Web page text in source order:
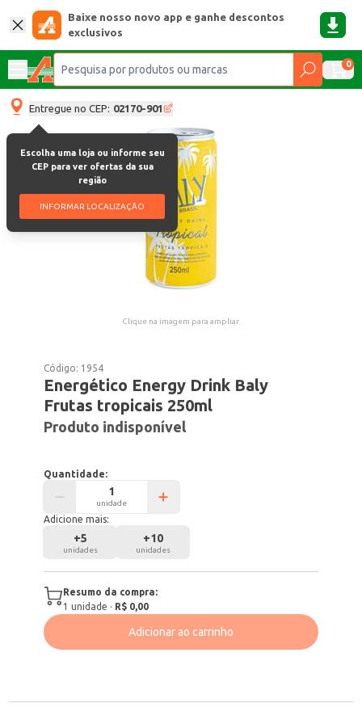
Baixe nosso novo app e ganhe descontos
exclusivos
0
Entregue no CEP: 02170-901
Escolha uma loja ou informe seu
CEP para ver ofertas da sua
região
INFORMAR LOCALIZAÇÃO
Clique na imagem para ampliar.
Código: 1954
Energético Energy Drink Baly
Frutas tropicais 250ml
Produto indisponível
Quantidade:
unidade
Adicione mais:
+5
unidades
+10
unidades
Resumo da compra:
1 unidade · R$ 0,00
Adicionar ao carrinho